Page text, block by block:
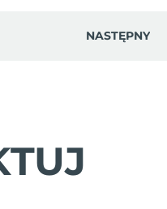
NASTĘPNY